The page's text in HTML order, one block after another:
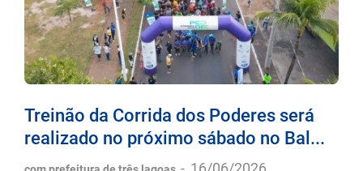
Treinão da Corrida dos Poderes será
realizado no próximo sábado no Bal...